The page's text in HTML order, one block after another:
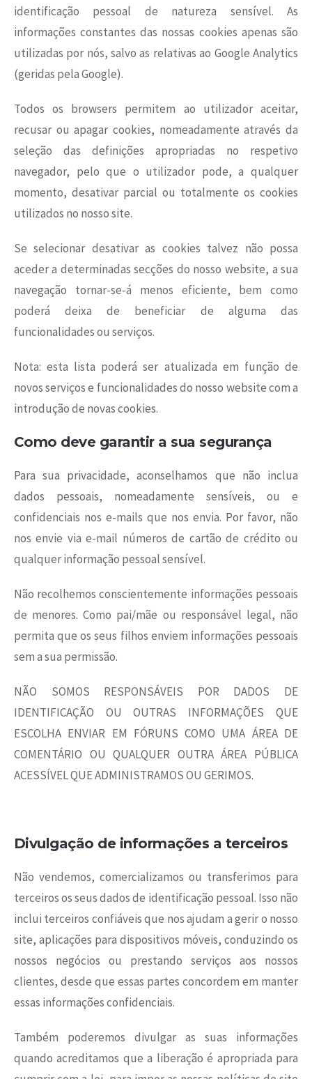
identificação pessoal de natureza sensível. As
informações constantes das nossas cookies apenas são
utilizadas por nós, salvo as relativas ao Google Analytics
(geridas pela Google).
Todos os browsers permitem ao utilizador aceitar,
recusar ou apagar cookies, nomeadamente através da
seleção das definições apropriadas no respetivo
navegador, pelo que o utilizador pode, a qualquer
momento, desativar parcial ou totalmente os cookies
utilizados no nosso site.
Se selecionar desativar as cookies talvez não possa
aceder a determinadas secções do nosso website, a sua
navegação tornar-se-á menos eficiente, bem como
poderá deixa de beneficiar de alguma das
funcionalidades ou serviços.
Nota: esta lista poderá ser atualizada em função de
novos serviços e funcionalidades do nosso website com a
introdução de novas cookies.
Como deve garantir a sua segurança
Para sua privacidade, aconselhamos que não inclua
dados pessoais, nomeadamente sensíveis, ou e
confidenciais nos e-mails que nos envia. Por favor, não
nos envie via e-mail números de cartão de crédito ou
qualquer informação pessoal sensível.
Não recolhemos conscientemente informações pessoais
de menores. Como pai/mãe ou responsável legal, não
permita que os seus filhos enviem informações pessoais
sem a sua permissão.
NÃO SOMOS RESPONSÁVEIS POR DADOS DE
IDENTIFICAÇÃO OU OUTRAS INFORMAÇÕES QUE
ESCOLHA ENVIAR EM FÓRUNS COMO UMA ÁREA DE
COMENTÁRIO OU QUALQUER OUTRA ÁREA PÚBLICA
ACESSÍVEL QUE ADMINISTRAMOS OU GERIMOS.
Divulgação de informações a terceiros
Não vendemos, comercializamos ou transferimos para
terceiros os seus dados de identificação pessoal. Isso não
inclui terceiros confiáveis que nos ajudam a gerir o nosso
site, aplicações para dispositivos móveis, conduzindo os
nossos negócios ou prestando serviços aos nossos
clientes, desde que essas partes concordem em manter
essas informações confidenciais.
Também poderemos divulgar as suas informações
quando acreditamos que a liberação é apropriada para